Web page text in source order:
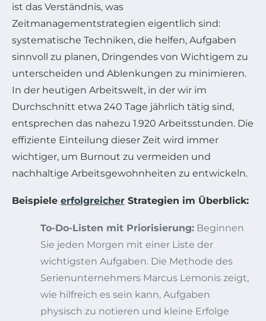
ist das Verständnis, was
Zeitmanagementstrategien eigentlich sind:
systematische Techniken, die helfen, Aufgaben
sinnvoll zu planen, Dringendes von Wichtigem zu
unterscheiden und Ablenkungen zu minimieren.
In der heutigen Arbeitswelt, in der wir im
Durchschnitt etwa 240 Tage jährlich tätig sind,
entsprechen das nahezu 1.920 Arbeitsstunden. Die
effiziente Einteilung dieser Zeit wird immer
wichtiger, um Burnout zu vermeiden und
nachhaltige Arbeitsgewohnheiten zu entwickeln.
Beispiele erfolgreicher Strategien im Überblick:
To-Do-Listen mit Priorisierung: Beginnen
Sie jeden Morgen mit einer Liste der
wichtigsten Aufgaben. Die Methode des
Serienunternehmers Marcus Lemonis zeigt,
wie hilfreich es sein kann, Aufgaben
physisch zu notieren und kleine Erfolge